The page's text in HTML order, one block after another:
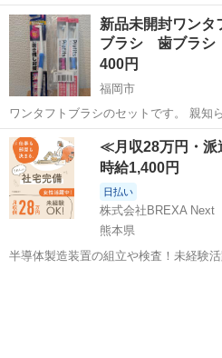
の鉢のままお譲りします。トレーはつきません。 よろ
す。
福岡 福岡市 桜坂駅 家庭用品
新品未開封ワン
ブラシ 歯ブラシ
400円
福岡市
ワンタフトブラシのセットです。 親知
い切れなかった分を出品します。 気になる点があれば事前にご質問下
さい。 先着順ではございません、タイミングが合う方が優先になりま
す。返信が遅れる場合もありま...
福岡 福岡市 家庭用品
≪月収28万円・派
時給1,400円
日払い
株式会社BREXA Next
熊本県
半導体製造装置の組立や検査！未経験